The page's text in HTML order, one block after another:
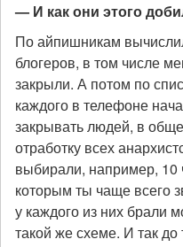
— И как они этого
По айпишникам
блогеров, в том числе
закрыли. А потом по
каждого в телефоне
закрывать людей, в
отработку всех
выбирали, например, 10
которым ты чаще всего
у каждого из них брали
такой же схеме. И так